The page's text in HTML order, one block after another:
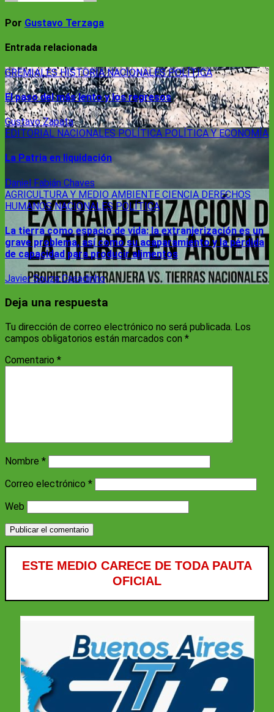
Por Gustavo Terzaga
Entrada relacionada
GREMIALESHISTORIANACIONALESPOLÍTICA
El paso del más lento y los regresos
Gustavo Zapata
EDITORIAL NACIONALES POLÍTICA POLÍTICA Y ECONOMÍA
La Patria en liquidación
Daniel Fabián Chaves
AGRICULTURA Y MEDIO AMBIENTE CIENCIA DERECHOS
HUMANOSNACIONALES POLÍTICA
La tierra como espacio de vida: la extranjerización es un
grave problema, así como su acaparamiento y la pérdida
de capacidad para producir alimentos
Javier Souza Casadinho
Deja una respuesta
Tu dirección de correo electrónico no será publicada. Los
campos obligatorios están marcados con *
Comentario *
Nombre *
Correo electrónico *
Web
ESTE MEDIO CARECE DE TODA PAUTA
OFICIAL